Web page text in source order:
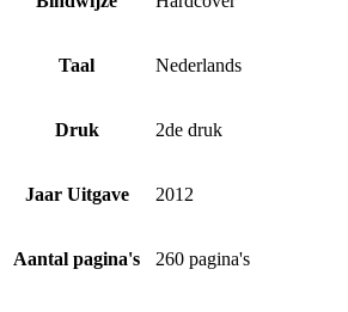
Taal Nederlands
Druk 2de druk
Jaar Uitgave 2012
Aantal pagina's 260 pagina's